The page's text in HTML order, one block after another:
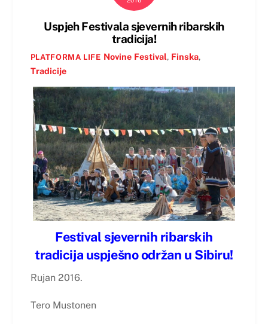
Uspjeh Festivala sjevernih ribarskih
tradicija!
PLATFORMA LIFE Novine Festival, Finska,
Tradicije
Festival sjevernih ribarskih
tradicija uspješno održan u Sibiru!
Rujan 2016.
Tero Mustonen